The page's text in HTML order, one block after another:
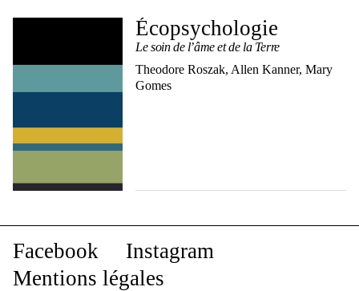
Écopsychologie
Le soin de l’âme et de la Terre
Theodore Roszak, Allen Kanner, Mary
Gomes
Facebook
Instagram
Mentions légales